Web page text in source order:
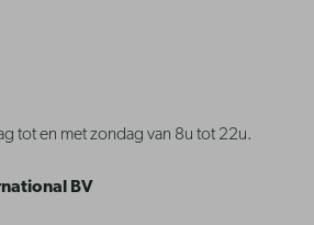
tot en met zondag van 8u tot 22u.
BV